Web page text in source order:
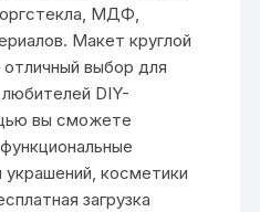
МДФ,
Макет круглой
выбор для
DIY-
вы сможете
украшений, косметики
загрузка